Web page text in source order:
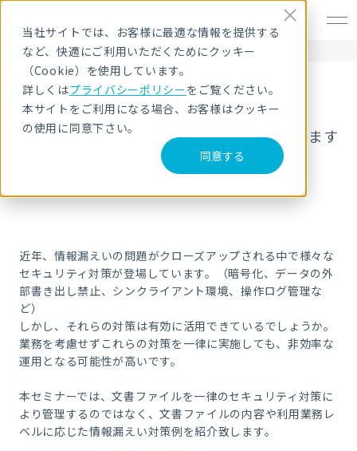
当社サイトでは、お客様に最適な情報を提供する
など、快適にご利用いただくためにクッキー
（Cookie）を使用しています。
詳しくはプライバシーポリシーをご覧ください。
本サイトをご利用になる場合、お客様はクッキー
の使用に同意下さい。
同意する
HOME セキュリティセミナー・イベント 機密文書漏えい対策セミナー
機密文書漏えい対策セミナー
～その文書、適切に情報漏洩対策できています
か？～
近年、情報漏えいの問題がクローズアップされる中で様々な
セキュリティ対策が登場しています。（暗号化、データの外
部書き出し禁止、シンクライアント環境、操作ログ管理な
ど）
しかし、それらの対策は有効に活用できているでしょうか。
業務を考慮せずこれらの対策を一律に実施しても、非効率な
運用となる可能性が高いです。
本セミナーでは、文書ファイルを一律のセキュリティ対策に
より管理するのではなく、文書ファイルの内容や利用業務レ
ベルに応じた情報漏えい対策例を紹介致します。